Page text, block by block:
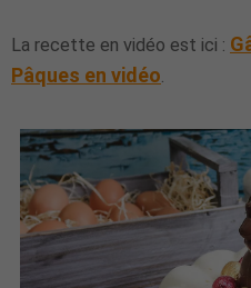
La recette en vidéo est ici :
Pâques en vidéo